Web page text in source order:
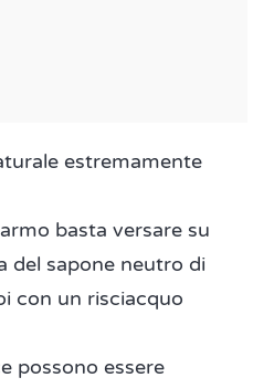
estremamente
basta versare su
del sapone neutro di
con un risciacquo
possono essere